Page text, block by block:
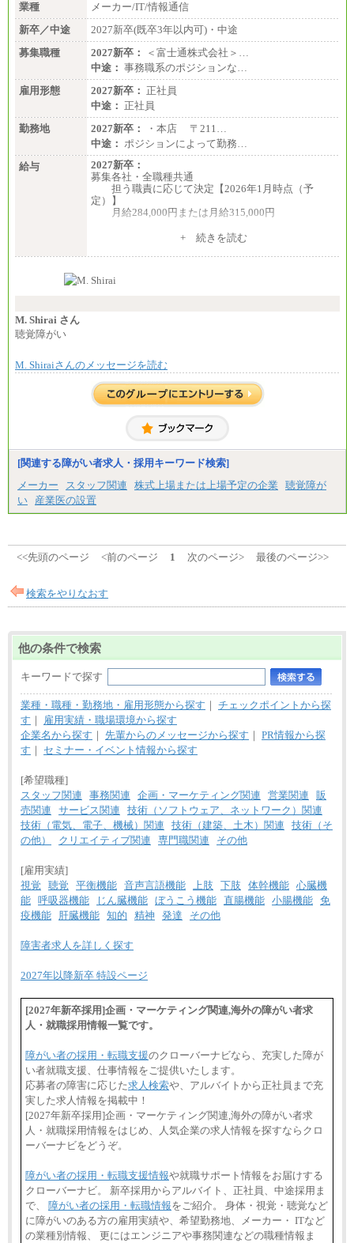
業種
メーカー/IT/情報通信
新卒／中途
2027新卒(既卒3年以内可)・中途
募集職種
2027新卒：
＜富士通株式会社＞…
中途： 事務職系のポジションな…
雇用形態
2027新卒： 正社員
中途： 正社員
勤務地
2027新卒：
・本店 〒211…
中途： ポジションによって勤務…
給与
2027新卒：
募集各社・全職種共通
担う職責に応じて決定【2026年1月時点（予
定）】
月給284,000円または月給315,000円
※入社後早期から、自律的な業務遂行が求めら
す。
い職責を担う方については、さらに高い金額を個別
※上記に加え、所定労働時間外に勤務をした場
※試用期間中も給与に変更はございません。
＜募集各社・全職種共通＞
月給21万円以上～
※試用期間中の給与に変更はありません。
ます。
+ 続きを読む
M. Shirai さん
聴覚障がい
M. Shiraiさんのメッセージを読む
[関連する障がい者求人・採用キーワード検索]
メーカー
スタッフ関連 株式上場または上場予定の企業
聴覚障が
い
産業医の設置
<<先頭のページ <前のページ 1 次のページ> 最後のページ>>
検索をやりなおす
他の条件で検索
キーワードで探す
業種・職種・勤務地・雇用形態から探す ｜ チェックポイントから探
す ｜
雇用実績・職場環境から探す
企業名から探す ｜ 先輩からのメッセージから探す ｜ PR情報から探
す ｜ セミナー・イベント情報から探す
[希望職種]
スタッフ関連
事務関連 企画・マーケティング関連 営業関連
販
売関連
サービス関連
技術（ソフトウェア、ネットワーク）関連
技術（電気、電子、機械）関連
技術（建築、土木）関連
技術（そ
の他）
クリエイティブ関連 専門職関連 その他
[雇用実績]
視覚
聴覚 平衡機能 音声言語機能 上肢 下肢 体幹機能 心臓機
能 呼吸器機能 じん臓機能 ぼうこう機能 直腸機能 小腸機能 免
疫機能
肝臓機能 知的 精神 発達 その他
障害者求人を詳しく探す
2027年以降新卒 特設ページ
[2027年新卒採用]企画・マーケティング関連,海外の障がい者求
人・就職採用情報一覧です。
障がい者の採用・転職支援のクローバーナビなら、充実した障が
い者就職支援、仕事情報をご提供いたします。
応募者の障害に応じた求人検索や、アルバイトから正社員まで充
実した求人情報を掲載中！
[2027年新卒採用]企画・マーケティング関連,海外の障がい者求
人・就職採用情報をはじめ、人気企業の求人情報を探すならクロ
ーバーナビをどうぞ。
障がい者の採用・転職支援情報や就職サポート情報をお届けする
クローバーナビ。 新卒採用からアルバイト、正社員、中途採用ま
で、 障がい者の採用・転職情報をご紹介。 身体・視覚・聴覚など
に障がいのある方の雇用実績や、希望勤務地、メーカー・ ITなど
の業種別情報、 更にはエンジニアや事務関連などの職種情報ま